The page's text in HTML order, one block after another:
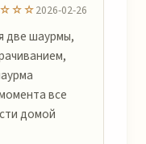
2026-02-26
две шаурмы,
все
домой